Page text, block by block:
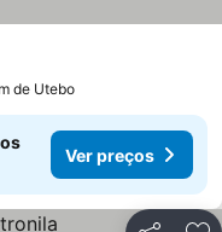
de Utebo
Ver preços